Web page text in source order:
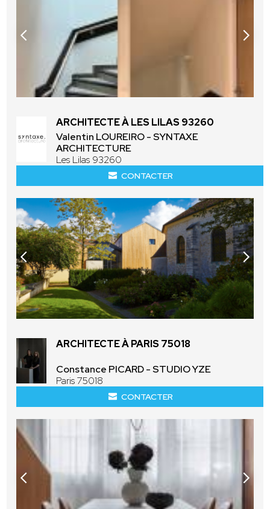
ARCHITECTE À LES LILAS 93260
Valentin LOUREIRO - SYNTAXE
ARCHITECTURE
Les Lilas 93260
CONTACTER
ARCHITECTE À PARIS 75018
Constance PICARD - STUDIO YZE
Paris 75018
CONTACTER